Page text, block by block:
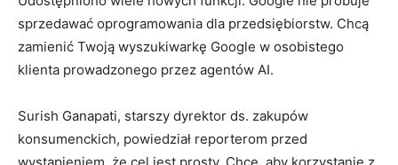
sprzedawać oprogramowania dla przedsiębiorstw. Chcą
zamienić Twoją wyszukiwarkę Google w osobistego
klienta prowadzonego przez agentów AI.
Surish Ganapati, starszy dyrektor ds. zakupów
konsumenckich, powiedział reporterom przed